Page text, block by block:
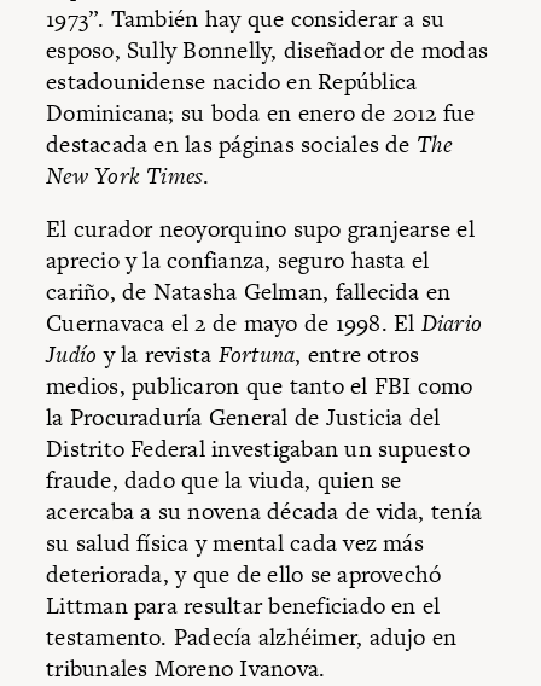
1973”. También hay que considerar a su
esposo, Sully Bonnelly, diseñador de modas
estadounidense nacido en República
Dominicana; su boda en enero de 2012 fue
destacada en las páginas sociales de The
New York Times.
El curador neoyorquino supo granjearse el
aprecio y la confianza, seguro hasta el
cariño, de Natasha Gelman, fallecida en
Cuernavaca el 2 de mayo de 1998. El Diario
Judío y la revista Fortuna, entre otros
medios, publicaron que tanto el FBI como
la Procuraduría General de Justicia del
Distrito Federal investigaban un supuesto
fraude, dado que la viuda, quien se
acercaba a su novena década de vida, tenía
su salud física y mental cada vez más
deteriorada, y que de ello se aprovechó
Littman para resultar beneficiado en el
testamento. Padecía alzhéimer, adujo en
tribunales Moreno Ivanova.